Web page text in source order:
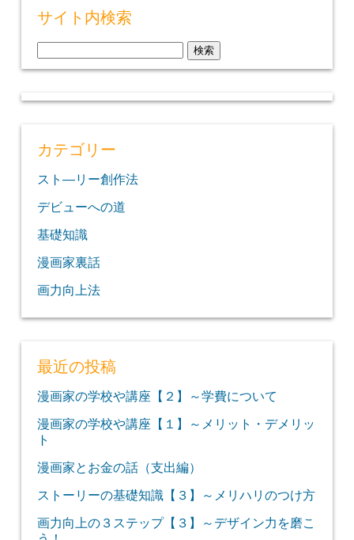
サイト内検索
索:
カテゴリー
スト―リー創作法
デビューへの道
基礎知識
漫画家裏話
画力向上法
最近の投稿
漫画家の学校や講座【２】～学費について
漫画家の学校や講座【１】～メリット・デメリッ
ト
漫画家とお金の話（支出編）
ストーリーの基礎知識【３】～メリハリのつけ方
画力向上の３ステップ【３】～デザイン力を磨こ